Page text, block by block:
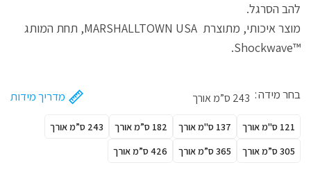
להב הסרגל.
מוצר איכותי, מתוצרת MARSHALLTOWN USA, תחת המותג
™Shockwave.
בחר מידה מדריך מידות 243 ס”מ אורך
121 ס"מ אורך 137 ס"מ אורך 182 ס”מ אורך
243 ס”מ אורך
305 ס”מ אורך
365 ס”מ אורך 426 ס”מ אורך